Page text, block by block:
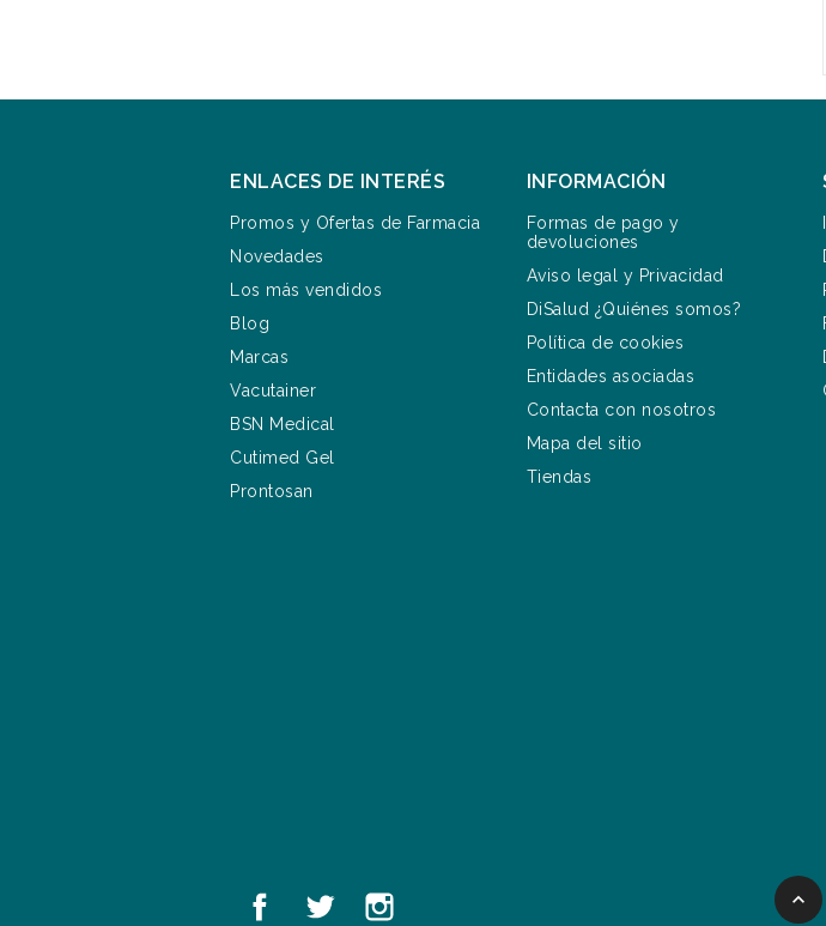
ENLACES DE INTERÉS
Promos y Ofertas de Farmacia
Novedades
Los más vendidos
Blog
Marcas
Vacutainer
BSN Medical
Cutimed Gel
Prontosan
INFORMACIÓN
Formas de pago y
devoluciones
Aviso legal y Privacidad
DiSalud ¿Quiénes somos?
Política de cookies
Entidades asociadas
Contacta con nosotros
Mapa del sitio
Tiendas
